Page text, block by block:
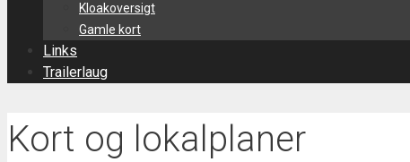
Kloakoversigt
Gamle kort
Links
Trailerlaug
Kort og lokalplaner